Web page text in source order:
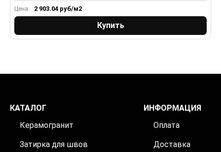
Цена: 2 903.04 руб/м2
Купить
КАТАЛОГ
Керамогранит
Затирка для швов
ИНФОРМАЦИЯ
Оплата
Доставка